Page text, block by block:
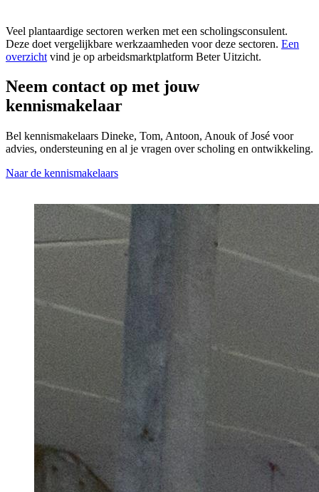
Veel plantaardige sectoren werken met een scholingsconsulent.
Deze doet vergelijkbare werkzaamheden voor deze sectoren. Een
overzicht vind je op arbeidsmarktplatform Beter Uitzicht.
Neem contact op met jouw
kennismakelaar
Bel kennismakelaars Dineke, Tom, Antoon, Anouk of José voor
advies, ondersteuning en al je vragen over scholing en ontwikkeling.
Naar de kennismakelaars